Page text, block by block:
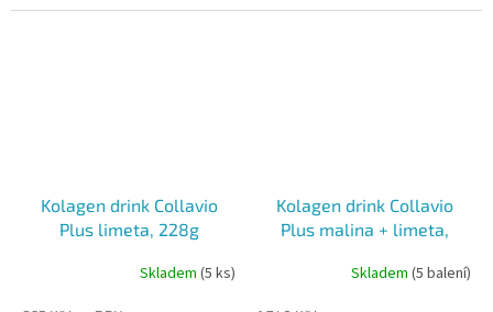
Kolagen drink Collavio
Plus limeta, 228g
Skladem(5 ks)
Kolagen drink Collavio
Plus malina + limeta,
Skladem(5 balení)